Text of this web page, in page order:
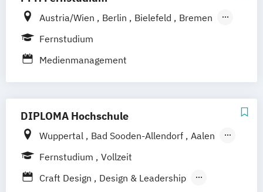
Austria/Wien Berlin Bielefeld
Bremen
Dortmund
Hamburg Hannover
Kaiserslautern/Kusel Kiel Leipzig
Ludwigshafen/Diez München Nürnberg
Online-Fernstudium
Stuttgart
Köln
Dresden
Fernstudium
Medienmanagement
DIPLOMA Hochschule
Wuppertal Bad Sooden-Allendorf
Aalen
Baden-Baden
Berlin
Heilbronn Kassel Leipzig Mannheim
Fernstudium
Vollzeit
Craft Design
Design & Leadership